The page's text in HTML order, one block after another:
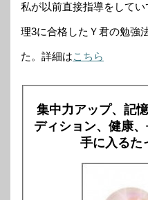
私が以前直接指導をして
理3に合格したＹ君の勉強
た。詳細はこちら
集中力アップ、記
ディション、健康
手に入るた